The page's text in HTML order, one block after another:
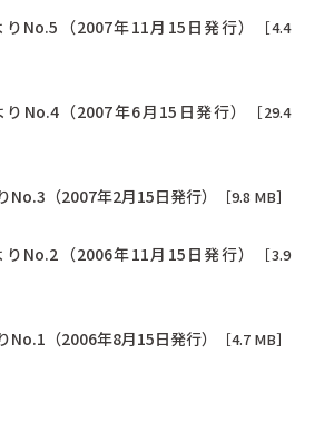
No.5（2007年11月15日発行）
［4.4
No.4（2007年6月15日発行）
［29.4
No.3（2007年2月15日発行） ［9.8 MB］
No.2（2006年11月15日発行）
［3.9
No.1（2006年8月15日発行） ［4.7 MB］